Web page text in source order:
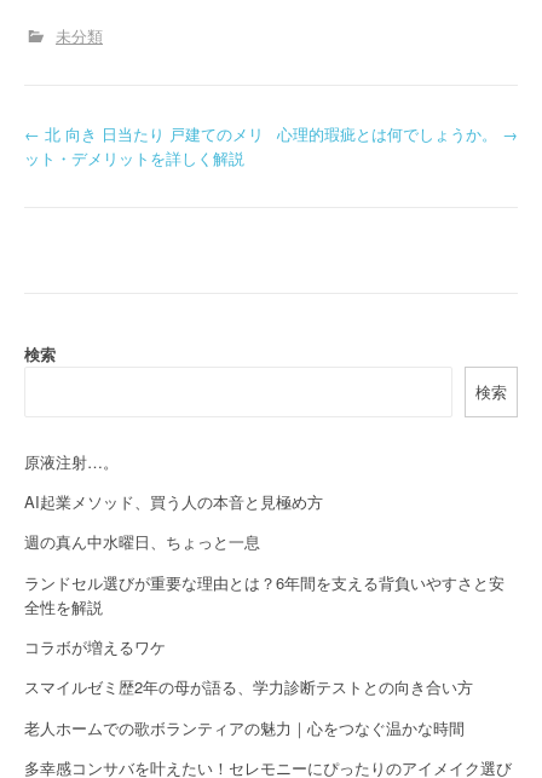
未分類
P
a
i
g
a
t
i
o
n
← 北 向き 日当たり 戸建てのメリ
ット・デメリットを詳しく解説
心理的瑕疵とは何でしょうか。 →
検索
検索
原液注射…。
AI起業メソッド、買う人の本音と見極め方
週の真ん中水曜日、ちょっと一息
ランドセル選びが重要な理由とは？6年間を支える背負いやすさと安
全性を解説
コラボが増えるワケ
スマイルゼミ歴2年の母が語る、学力診断テストとの向き合い方
老人ホームでの歌ボランティアの魅力｜心をつなぐ温かな時間
多幸感コンサバを叶えたい！セレモニーにぴったりのアイメイク選び